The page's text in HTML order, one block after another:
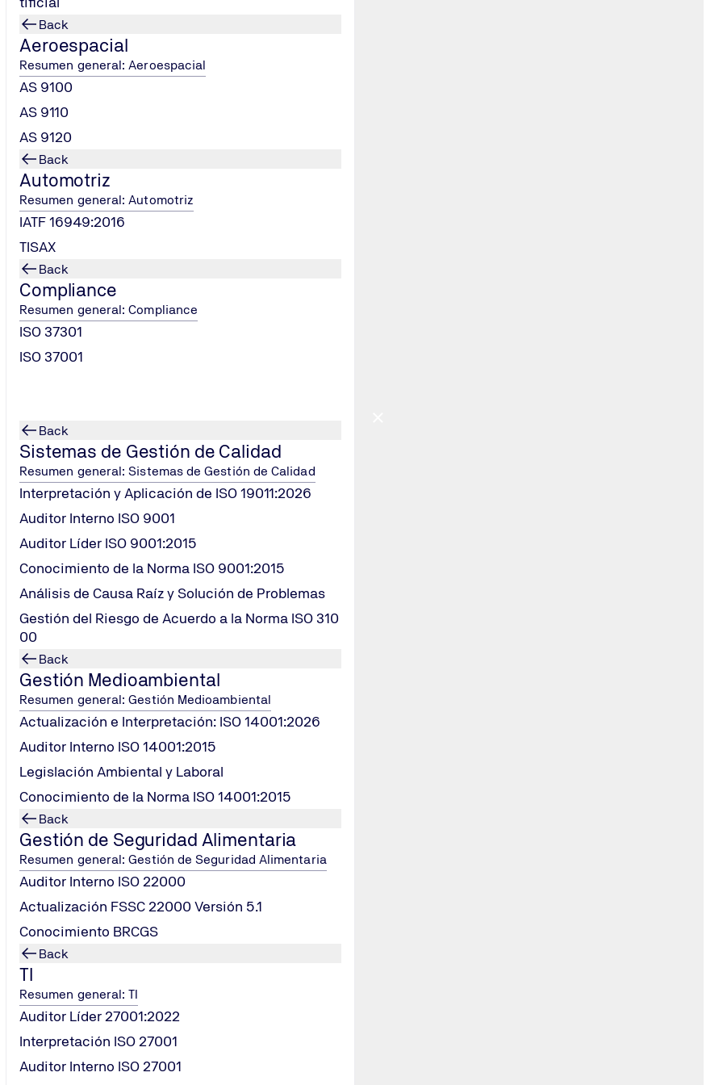
Back
Aeroespacial
Resumen general: Aeroespacial
AS 9100
AS 9110
AS 9120
Back
Automotriz
Resumen general: Automotriz
IATF 16949:2016
TISAX
Back
Compliance
Resumen general: Compliance
ISO 37301
ISO 37001
Back
Sistemas de Gestión de Calidad
Resumen general: Sistemas de Gestión de Calidad
Interpretación y Aplicación de ISO 19011:2026
Auditor Interno ISO 9001
Auditor Líder ISO 9001:2015
Conocimiento de la Norma ISO 9001:2015
Análisis de Causa Raíz y Solución de Problemas
Gestión del Riesgo de Acuerdo a la Norma ISO 310
00
Back
Gestión Medioambiental
Resumen general: Gestión Medioambiental
Actualización e Interpretación: ISO 14001:2026
Auditor Interno ISO 14001:2015
Legislación Ambiental y Laboral
Conocimiento de la Norma ISO 14001:2015
Back
Gestión de Seguridad Alimentaria
Resumen general: Gestión de Seguridad Alimentaria
Auditor Interno ISO 22000
Actualización FSSC 22000 Versión 5.1
Conocimiento BRCGS
Back
TI
Resumen general: TI
Auditor Líder 27001:2022
Interpretación ISO 27001
Auditor Interno ISO 27001
CURSOS
1013 Centro Sur, ⋅ 76090 Querétaro, MÉXICO